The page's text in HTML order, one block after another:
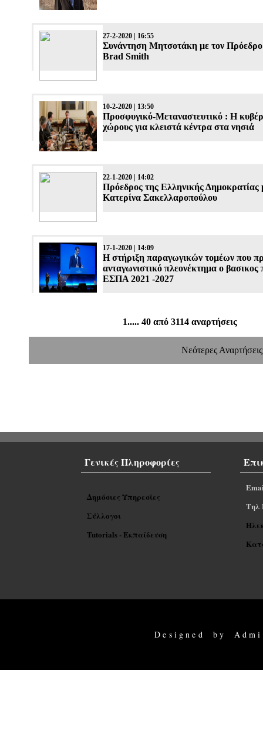
27-2-2020 | 16:55
Συνάντηση Μητσοτάκη με τον
Brad Smith
10-2-2020 | 13:50
Προσφυγικό-Μεταναστευτικό : Η
χώρους για κλειστά κέντρα στα νησιά
22-1-2020 | 14:02
Πρόεδρος της Ελληνικής
Κατερίνα Σακελλαροπούλου
17-1-2020 | 14:09
Η στήριξη παραγωγικών τομέων που
ανταγωνιστικό πλεονέκτημα ο βασικος
ΕΣΠΑ 2021 -2027
1..... 40 από 3114 αναρτήσεις
Νεότερες Αναρτήσεις
Γενικές Πληροφορίες
Δημόσιες Υπηρεσίες
Σύλλογοι
Tutorials - Εκπαίδευση
Tηλ
Designed by